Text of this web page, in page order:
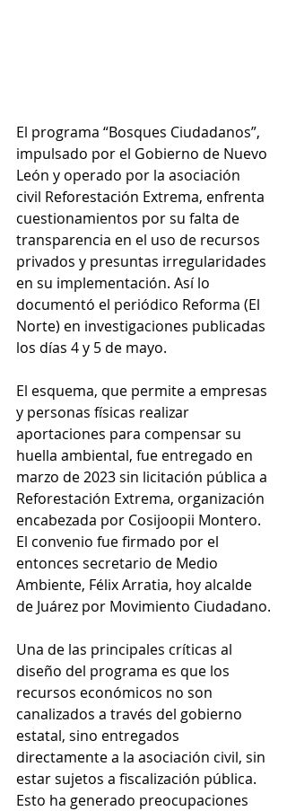
El programa “Bosques Ciudadanos”,
impulsado por el Gobierno de Nuevo
León y operado por la asociación
civil Reforestación Extrema, enfrenta
cuestionamientos por su falta de
transparencia en el uso de recursos
privados y presuntas irregularidades
en su implementación. Así lo
documentó el periódico Reforma (El
Norte) en investigaciones publicadas
los días 4 y 5 de mayo.
El esquema, que permite a empresas
y personas físicas realizar
aportaciones para compensar su
huella ambiental, fue entregado en
marzo de 2023 sin licitación pública a
Reforestación Extrema, organización
encabezada por Cosijoopii Montero.
El convenio fue firmado por el
entonces secretario de Medio
Ambiente, Félix Arratia, hoy alcalde
de Juárez por Movimiento Ciudadano.
Una de las principales críticas al
diseño del programa es que los
recursos económicos no son
canalizados a través del gobierno
estatal, sino entregados
directamente a la asociación civil, sin
estar sujetos a fiscalización pública.
Esto ha generado preocupaciones